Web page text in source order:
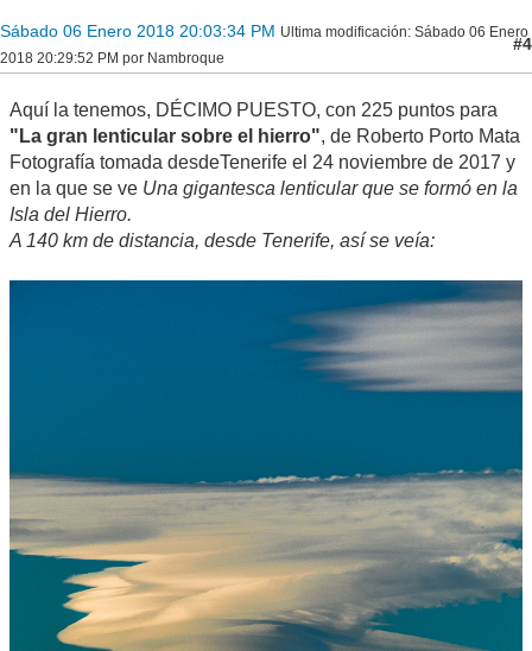
Sábado 06 Enero 2018 20:03:34 PM Ultima modificación: Sábado 06 Enero
2018 20:29:52 PM por Nambroque
#4
Aquí la tenemos, DÉCIMO PUESTO, con 225 puntos para
"La gran lenticular sobre el hierro", de Roberto Porto Mata
Fotografía tomada desdeTenerife el 24 noviembre de 2017 y
en la que se ve Una gigantesca lenticular que se formó en la
Isla del Hierro.
A 140 km de distancia, desde Tenerife, así se veía: